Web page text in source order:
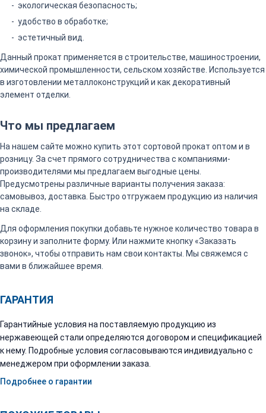
экологическая безопасность;
удобство в обработке;
эстетичный вид.
Данный прокат применяется в строительстве, машиностроении,
химической промышленности, сельском хозяйстве. Используется
в изготовлении металлоконструкций и как декоративный
элемент отделки.
Что мы предлагаем
На нашем сайте можно купить этот сортовой прокат оптом и в
розницу. За счет прямого сотрудничества с компаниями-
производителями мы предлагаем выгодные цены.
Предусмотрены различные варианты получения заказа:
самовывоз, доставка. Быстро отгружаем продукцию из наличия
на складе.
Для оформления покупки добавьте нужное количество товара в
корзину и заполните форму. Или нажмите кнопку «Заказать
звонок», чтобы отправить нам свои контакты. Мы свяжемся с
вами в ближайшее время.
ГАРАНТИЯ
Гарантийные условия на поставляемую продукцию из
нержавеющей стали определяются договором и спецификацией
к нему. Подробные условия согласовываются индивидуально с
менеджером при оформлении заказа.
Подробнее о гарантии